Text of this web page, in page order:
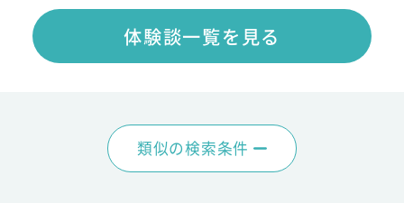
体験談一覧を見る
類似の検索条件